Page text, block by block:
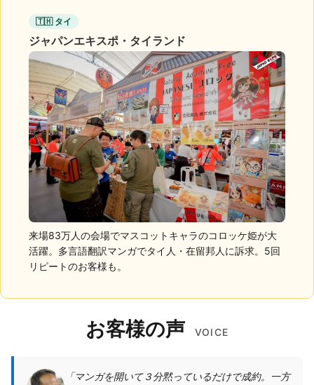
🇹🇭 タイ
ジャパンエキスポ・タイランド
来場83万人の会場でマスコットキャラのコロッケ姫が大
活躍。多言語翻訳マンガでタイ人・在留邦人に訴求。5回
リピートのお客様も。
お客様の声 VOICE
「マンガを開いて３分黙っているだけで成約。一方